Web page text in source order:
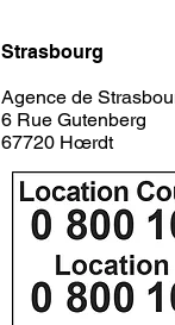
Strasbourg
Agence de
6 Rue Gutenberg
67720 Hœrdt